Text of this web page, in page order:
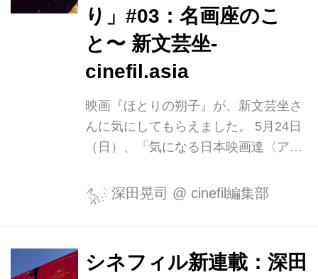
鳥のように東京都内の映画館を行き来
して、時間の大半をその暗闇に身を埋
め過ごす。ユーロスペースもそんな止
まり木のひとつだった。ちょうどその
パゾリーニ監督の特集が組まれ、私は
朝から晩まで、この背徳的で、しかし
どこかネア...
り」#03：名画座のこ
と〜 新文芸坐-
cinefil.asia
映画『ほとりの朔子』が、新文芸坐さ
んに気にしてもらえました。 5月24日
（日）、「気になる日本映画達〈アイ
美保監督の『そこのみにて光輝く』と
併映です。ぜひお越しください。 【詳
2本立ての名画座-新文芸坐の上映プロ
グラム情報です。 ということで新文芸
深田晃司 @ cinefil編集部
シネフィル新連載：深田